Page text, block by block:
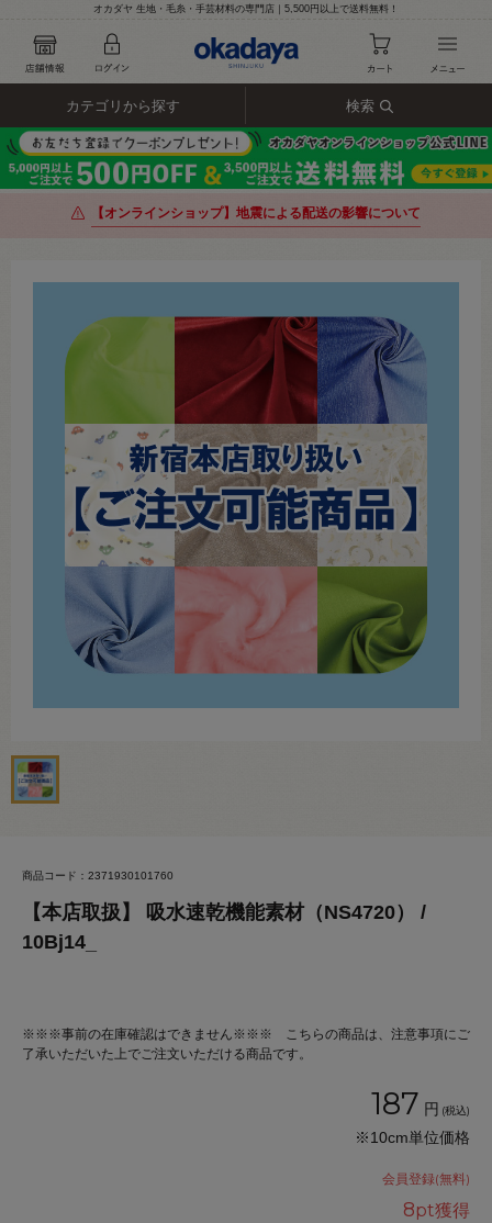
オカダヤ 生地・毛糸・手芸材料の専門店｜5,500円以上で送料無料！
カテゴリから探す 検索
【オンラインショップ】地震による配送の影響について
商品コード：2371930101760
【本店取扱】 吸水速乾機能素材（NS4720） /
10Bj14_
※※※事前の在庫確認はできません※※※ こちらの商品は、注意事項にご
了承いただいた上でご注文いただける商品です。
187 円 (税込)
※10cm単位価格
会員登録(無料)
8pt獲得